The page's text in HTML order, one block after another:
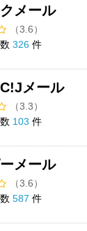
メール
（3.6）
326 件
メール
（3.3）
103 件
メール
（3.6）
587 件